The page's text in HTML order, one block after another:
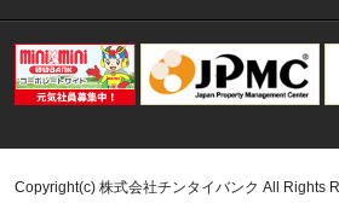
Copyright(c) 株式会社チンタイバンク All Rights